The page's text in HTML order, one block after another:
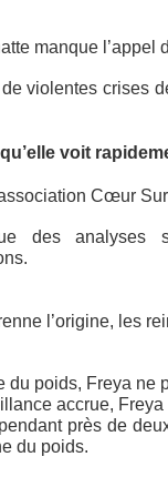
manque l’appel
violentes crises
qu’elle voit
Cœur
des analyses
l’origine, les
du poids, Freya ne
accrue,
près de
du poids.